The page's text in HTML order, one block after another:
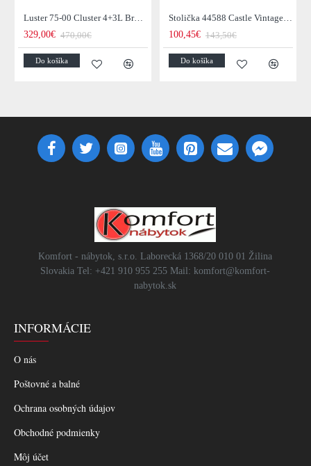
Luster 75-00 Cluster 4+3L Brown + Jantar Glass
329,00€ 470,00€
Do košíka
Stolička 44588 Castle Vintage Black
100,45€ 143,50€
Do košíka
Komfort - nábytok, s.r.o. Laborecká 1368/20 010 01 Žilina
Slovakia Tel: +421 910 955 255 Mail: komfort@komfort-
nabytok.sk
INFORMÁCIE
O nás
Poštovné a balné
Ochrana osobných údajov
Obchodné podmienky
Môj účet